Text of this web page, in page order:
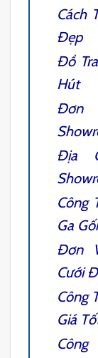
Cách
Đẹp
Đồ
Hút
Đơn
Địa
Công
Ga
Đơn
Cưới
Công
Giá
Công